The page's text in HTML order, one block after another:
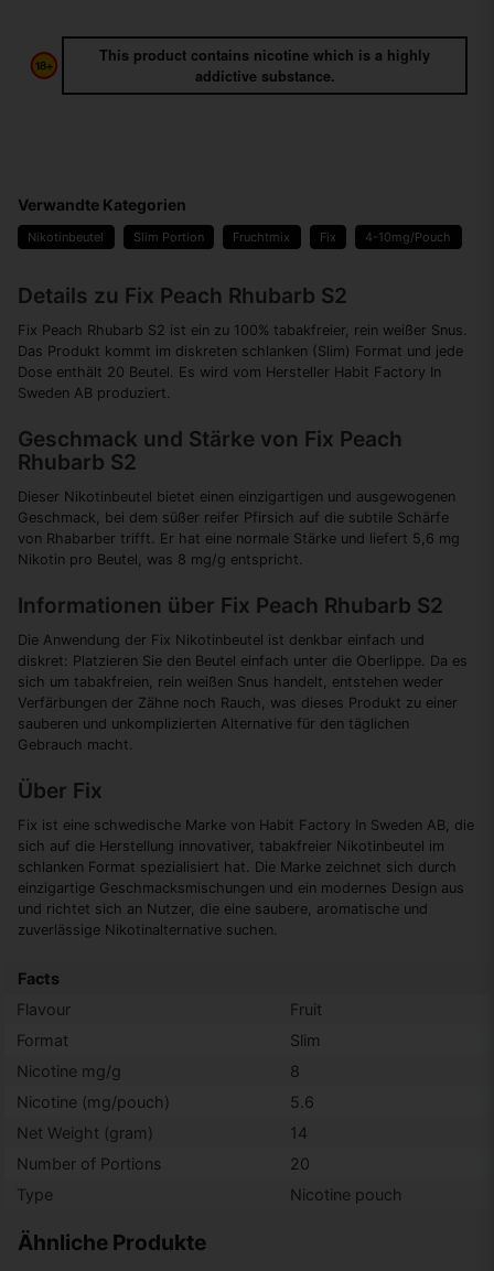
This product contains nicotine which is a highly
addictive substance.
Ähnliche Produkte
Verwandte Kategorien
Nikotinbeutel Slim Portion Fruchtmix Fix 4-10mg/Pouch
Details zu Fix Peach Rhubarb S2
Fix Peach Rhubarb S2 ist ein zu 100% tabakfreier, rein weißer Snus.
Das Produkt kommt im diskreten schlanken (Slim) Format und jede
Dose enthält 20 Beutel. Es wird vom Hersteller Habit Factory In
Sweden AB produziert.
Geschmack und Stärke von Fix Peach
Rhubarb S2
Dieser Nikotinbeutel bietet einen einzigartigen und ausgewogenen
Geschmack, bei dem süßer reifer Pfirsich auf die subtile Schärfe
von Rhabarber trifft. Er hat eine normale Stärke und liefert 5,6 mg
Nikotin pro Beutel, was 8 mg/g entspricht.
Informationen über Fix Peach Rhubarb S2
Die Anwendung der Fix Nikotinbeutel ist denkbar einfach und
diskret: Platzieren Sie den Beutel einfach unter die Oberlippe. Da es
sich um tabakfreien, rein weißen Snus handelt, entstehen weder
Verfärbungen der Zähne noch Rauch, was dieses Produkt zu einer
sauberen und unkomplizierten Alternative für den täglichen
Gebrauch macht.
Über Fix
Fix ist eine schwedische Marke von Habit Factory In Sweden AB, die
sich auf die Herstellung innovativer, tabakfreier Nikotinbeutel im
schlanken Format spezialisiert hat. Die Marke zeichnet sich durch
einzigartige Geschmacksmischungen und ein modernes Design aus
und richtet sich an Nutzer, die eine saubere, aromatische und
zuverlässige Nikotinalternative suchen.
Facts
Flavour
Fruit
Format
Slim
Nicotine mg/g
8
Nicotine (mg/pouch)
5.6
Net Weight (gram)
14
Number of Portions
20
Type
Nicotine pouch